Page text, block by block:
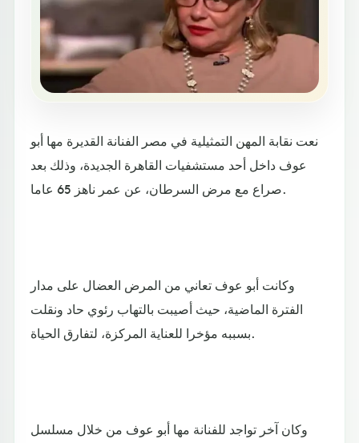
نعت نقابة المهن التمثيلية في مصر الفنانة القديرة مها أبو
عوف داخل أحد مستشفيات القاهرة الجديدة، وذلك بعد
صراع مع مرض السرطان، عن عمر ناهز 65 عاما.
وكانت أبو عوف تعاني من المرض العضال على مدار
الفترة الماضية، حيث أصيبت بالتهاب رئوي حاد ونقلت
بسببه مؤخرا للعناية المركزة، لتفارق الحياة.
وكان آخر تواجد للفنانة مها أبو عوف من خلال مسلسل